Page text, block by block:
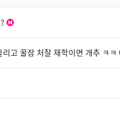
고 꿀잠 처잘 재학이면 개추 ㅋㅋ